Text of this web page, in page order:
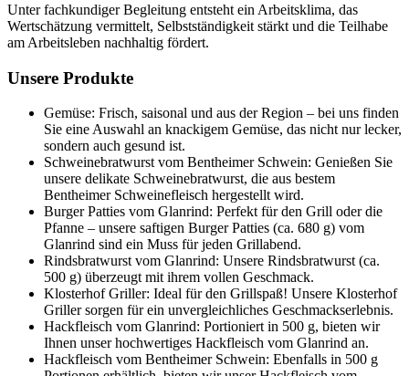
Unter fachkundiger Begleitung entsteht ein Arbeitsklima, das
Wertschätzung vermittelt, Selbstständigkeit stärkt und die Teilhabe
am Arbeitsleben nachhaltig fördert.
Unsere Produkte
Gemüse: Frisch, saisonal und aus der Region – bei uns finden
Sie eine Auswahl an knackigem Gemüse, das nicht nur lecker,
sondern auch gesund ist.
Schweinebratwurst vom Bentheimer Schwein: Genießen Sie
unsere delikate Schweinebratwurst, die aus bestem
Bentheimer Schweinefleisch hergestellt wird.
Burger Patties vom Glanrind: Perfekt für den Grill oder die
Pfanne – unsere saftigen Burger Patties (ca. 680 g) vom
Glanrind sind ein Muss für jeden Grillabend.
Rindsbratwurst vom Glanrind: Unsere Rindsbratwurst (ca.
500 g) überzeugt mit ihrem vollen Geschmack.
Klosterhof Griller: Ideal für den Grillspaß! Unsere Klosterhof
Griller sorgen für ein unvergleichliches Geschmackserlebnis.
Hackfleisch vom Glanrind: Portioniert in 500 g, bieten wir
Ihnen unser hochwertiges Hackfleisch vom Glanrind an.
Hackfleisch vom Bentheimer Schwein: Ebenfalls in 500 g